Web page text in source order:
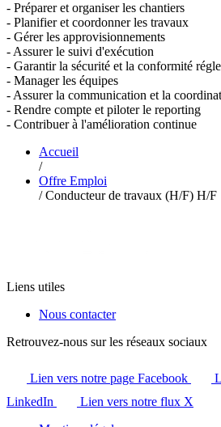
- Préparer et organiser les chantiers
- Planifier et coordonner les travaux
- Gérer les approvisionnements
- Assurer le suivi d'exécution
- Garantir la sécurité et la conformité
- Manager les équipes
- Assurer la communication et la
- Rendre compte et piloter le reporting
- Contribuer à l'amélioration continue
Accueil
/
Offre Emploi
/ Conducteur de travaux (H/F) H/F
Liens utiles
Nous contacter
Retrouvez-nous sur les réseaux sociaux
Lien vers notre page Facebook
LinkedIn
Lien vers notre flux X